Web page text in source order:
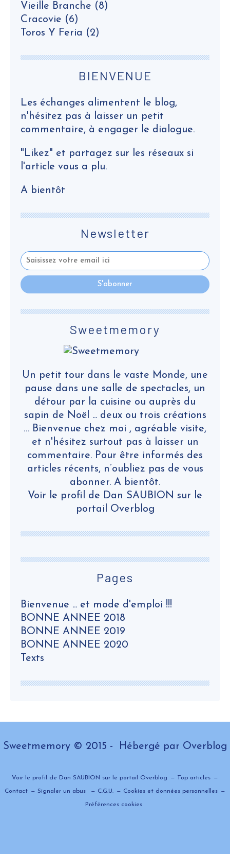
Newsletter
Vieille Branche (8)
Cracovie (6)
Toros Y Feria (2)
Pages
Bienvenue ... et mode d'emploi !!!
BONNE ANNEE 2018
BONNE ANNEE 2019
BONNE ANNEE 2020
Texts
Sweetmemory
Un petit tour dans le vaste Monde, une
pause dans une salle de spectacles, un
détour par la cuisine ou auprès du
sapin de Noël ... deux ou trois créations
… Bienvenue chez moi , agréable visite,
et n'hésitez surtout pas à laisser un
commentaire. Pour être informés des
articles récents, n’oubliez pas de vous
abonner. A bientôt.
Voir le profil de Dan SAUBION sur le
portail Overblog
BIENVENUE
Les échanges alimentent le blog,
n'hésitez pas à laisser un petit
commentaire, à engager le dialogue.
"Likez" et partagez sur les réseaux si
l'article vous a plu.
A bientôt
Sweetmemory © 2015 - Hébergé par Overblog
Voir le profil de Dan SAUBION sur le portail Overblog Top articles
Contact Signaler un abus C.G.U. Cookies et données personnelles
Préférences cookies